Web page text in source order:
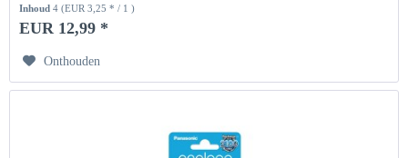
Inhoud4(EUR 3,25 * / 1 )
EUR 12,99 *
Onthouden